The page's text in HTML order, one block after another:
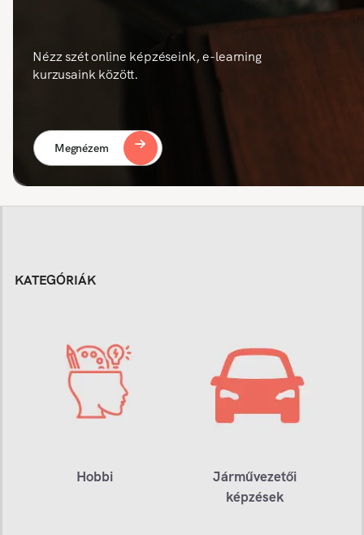
Nézz szét online képzéseink, e-learning
kurzusaink között.
Megnézem
KATEGÓRIÁK
Hobbi
Járművezetői
képzések